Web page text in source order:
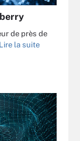
de près de
Lire la suite